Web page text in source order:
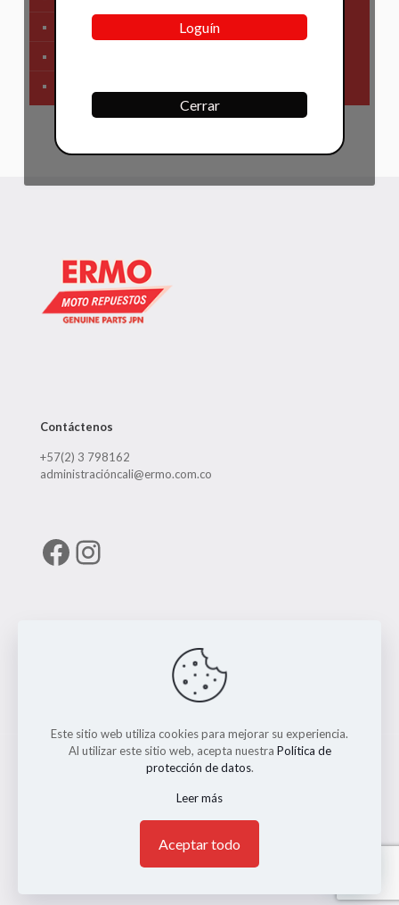
Contáctenos
+57(2) 3 798162
administracióncali@ermo.com.co
Facebook
Instagram
© 2026 ERMO MOTO REPUESTOS. Todos los Derechos
Reservados. || Implementado porAndrés Escobar
Loguín
Cerrar
Este sitio web utiliza cookies para mejorar su experiencia.
Al utilizar este sitio web, acepta nuestra Política de
protección de datos.
Leer más
Aceptar todo